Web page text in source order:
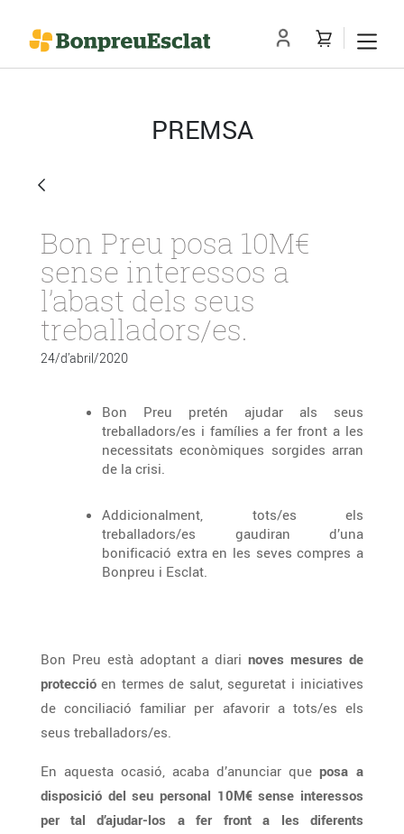
PREMSA
Bon Preu posa 10M€
sense interessos a
l’abast dels seus
treballadors/es.
24/d’abril/2020
Bon Preu pretén ajudar als seus
treballadors/es i famílies a fer front a les
necessitats econòmiques sorgides arran
de la crisi.
Addicionalment, tots/es els
treballadors/es gaudiran d’una
bonificació extra en les seves compres a
Bonpreu i Esclat.
Bon Preu està adoptant a diari noves mesures de
protecció en termes de salut, seguretat i iniciatives
de conciliació familiar per afavorir a tots/es els
seus treballadors/es.
En aquesta ocasió, acaba d’anunciar que posa a
disposició del seu personal 10M€ sense interessos
per tal d’ajudar-los a fer front a les diferents